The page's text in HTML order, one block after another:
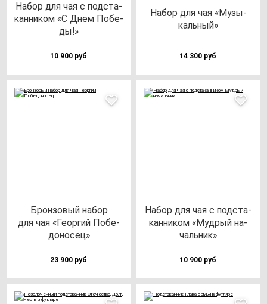
Набор для чая с под­ста­
кан­ни­ком «С Днем Побе­
ды!»
10 900 руб
Набор для чая «Музы­
каль­ный»
14 300 руб
Брон­зо­вый на­бор
для чая «Геор­гий Побе­
до­но­сец»
23 900 руб
Набор для чая с под­ста­
кан­ни­ком «Муд­рый на­
чаль­ник»
10 900 руб